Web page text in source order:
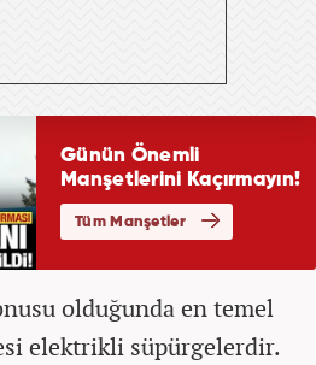
olduğunda en temel
elektrikli süpürgelerdir.